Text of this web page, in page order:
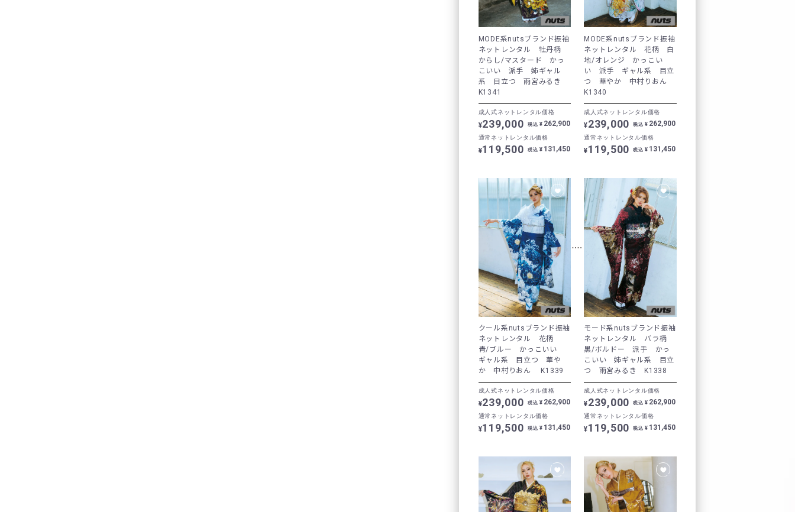
MODE系nutsブランド振袖
ネットレンタル 牡丹柄
からし/マスタード かっ
こいい 派手 姉ギャル
系 目立つ 雨宮みるき
K1341
成人式ネットレンタル価格
¥239,000 税込 ¥ 262,900
通常ネットレンタル価格
¥119,500 税込 ¥ 131,450
MODE系nutsブランド振袖
ネットレンタル 花柄 白
地/オレンジ かっこい
い 派手 ギャル系 目立
つ 華やか 中村りおん
K1340
成人式ネットレンタル価格
¥239,000 税込 ¥ 262,900
通常ネットレンタル価格
¥119,500 税込 ¥ 131,450
クール系nutsブランド振袖
ネットレンタル 花柄
青/ブルー かっこいい
ギャル系 目立つ 華や
か 中村りおん K1339
成人式ネットレンタル価格
¥239,000 税込 ¥ 262,900
通常ネットレンタル価格
¥119,500 税込 ¥ 131,450
モード系nutsブランド振袖
ネットレンタル バラ柄
黒/ボルドー 派手 かっ
こいい 姉ギャル系 目立
つ 雨宮みるき K1338
成人式ネットレンタル価格
¥239,000 税込 ¥ 262,900
通常ネットレンタル価格
¥119,500 税込 ¥ 131,450